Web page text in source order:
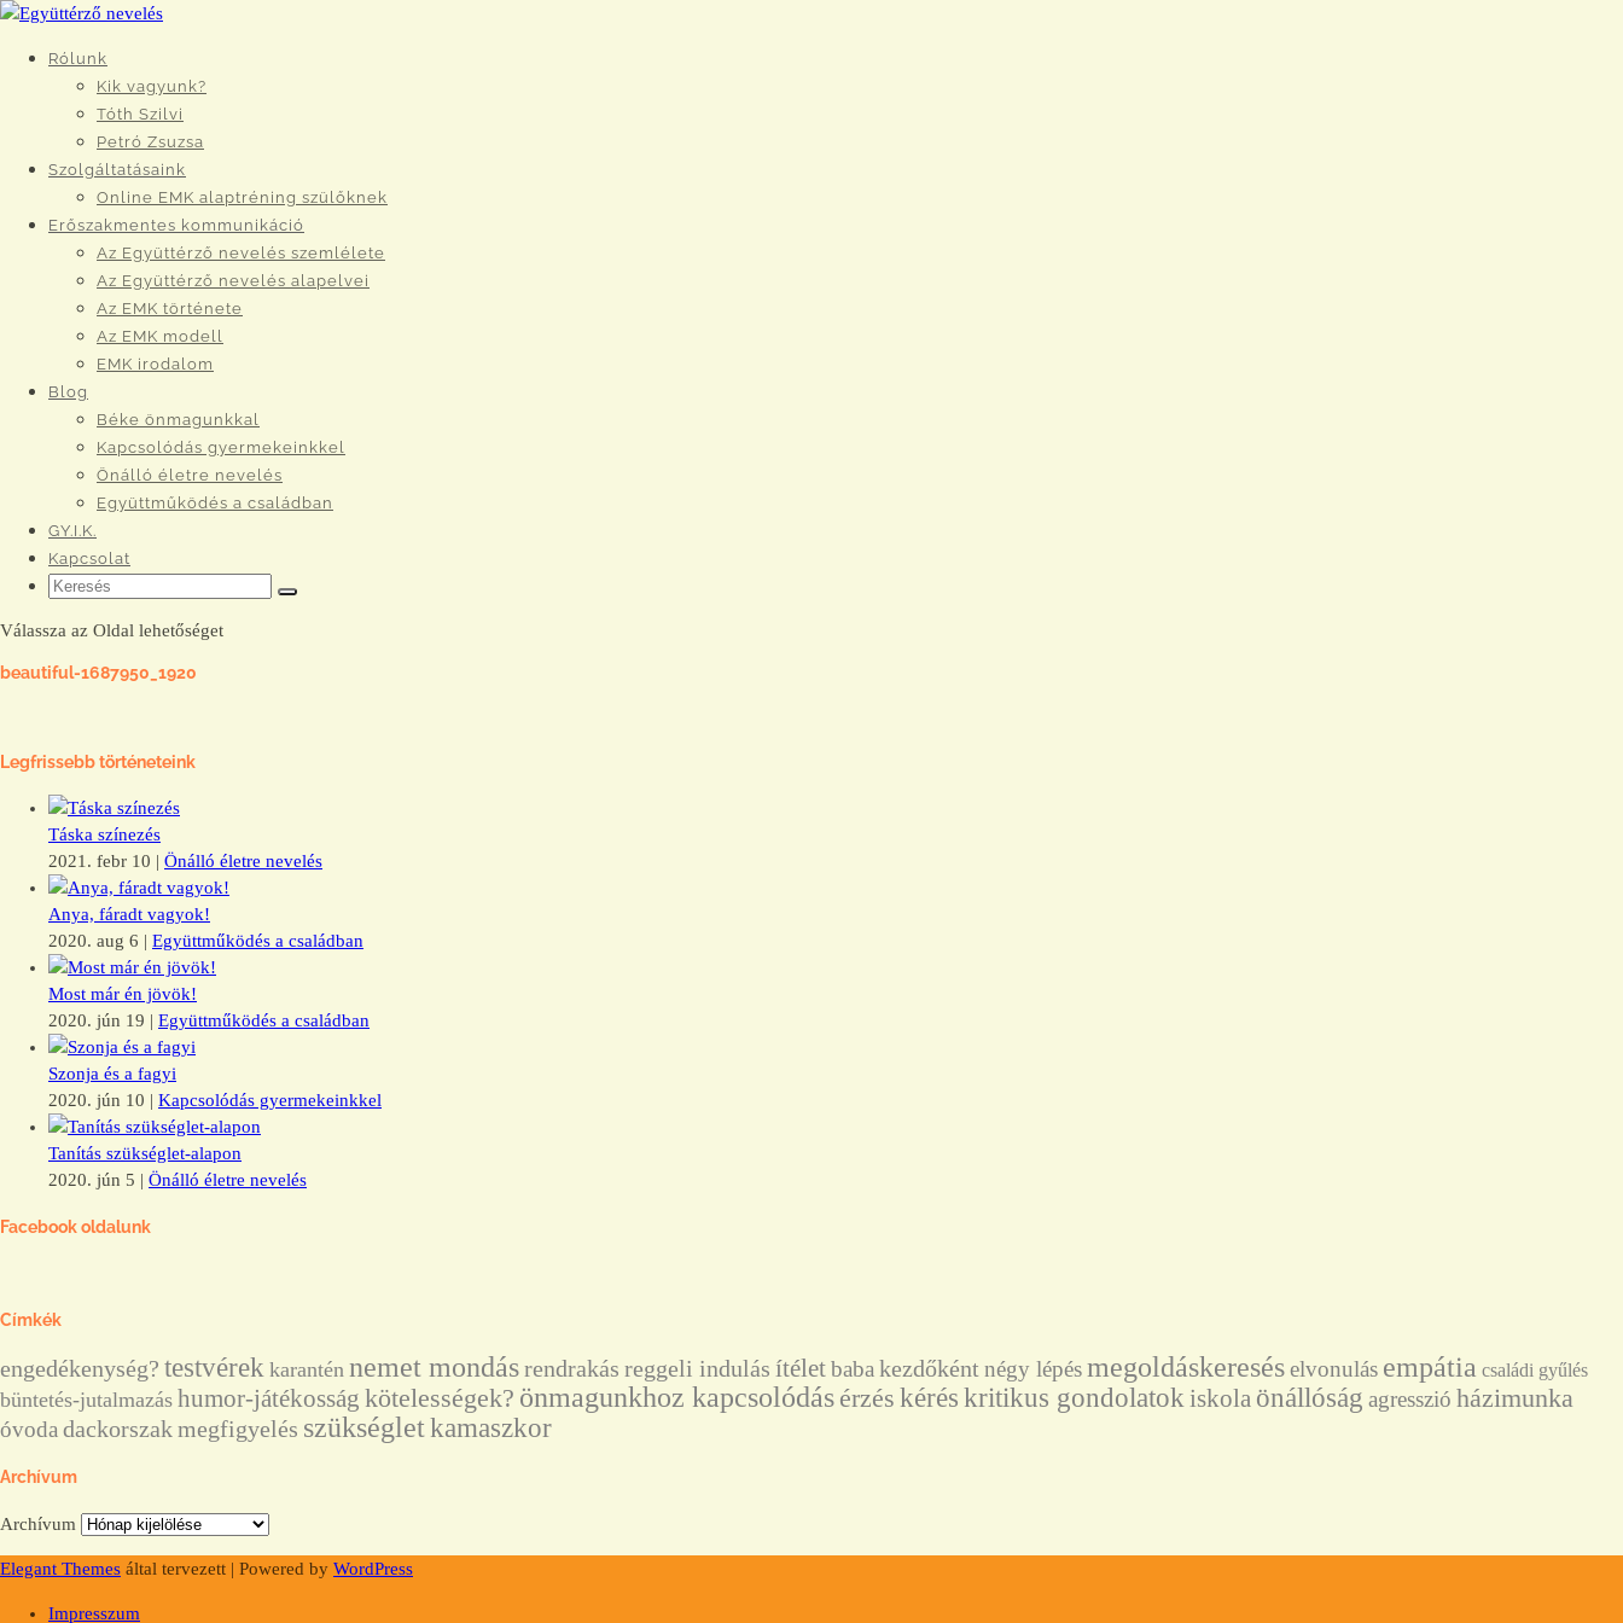
Rólunk
Kik vagyunk?
Tóth Szilvi
Petró Zsuzsa
Szolgáltatásaink
Online EMK alaptréning szülőknek
Erőszakmentes kommunikáció
Az Együttérző nevelés szemlélete
Az Együttérző nevelés alapelvei
Az EMK története
Az EMK modell
EMK irodalom
Blog
Béke önmagunkkal
Kapcsolódás gyermekeinkkel
Önálló életre nevelés
Együttműködés a családban
GY.I.K.
Kapcsolat
Válassza az Oldal lehetőséget
beautiful-1687950_1920
Legfrissebb történeteink
Táska színezés
2021. febr 10 | Önálló életre nevelés
Anya, fáradt vagyok!
2020. aug 6 | Együttműködés a családban
Most már én jövök!
2020. jún 19 | Együttműködés a családban
Szonja és a fagyi
2020. jún 10 | Kapcsolódás gyermekeinkkel
Tanítás szükséglet-alapon
2020. jún 5 | Önálló életre nevelés
Facebook oldalunk
Címkék
engedékenység? testvérek karantén nemet mondásrendrakás reggeli indulás ítéletbaba kezdőként négy lépésmegoldáskereséselvonulás empátia családi gyűlés
büntetés-jutalmazás humor-játékosság kötelességek? önmagunkhoz kapcsolódás érzés kérés kritikus gondolatok iskola önállóság agresszió házimunka
óvoda dackorszak megfigyelés szükséglet kamaszkor
Archívum
Archívum
Elegant Themes által tervezett | Powered by WordPress
Impresszum